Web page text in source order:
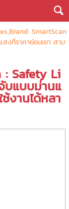
SmartScan
ที่ราคาย่อมเยา สาม
: Safety Li
บแบบม่านแ
งานได้หลา